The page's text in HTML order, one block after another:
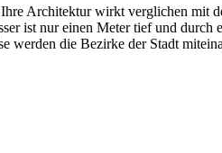
Architektur wirkt verglichen mit
ist nur einen Meter tief und
werden die Bezirke der Stadt